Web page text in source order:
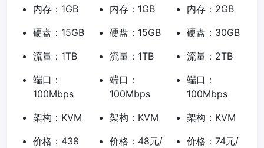
内存：1GB
硬盘：15GB
流量：1TB
端口：
100Mbps
架构：KVM
价格：438
内存：1GB
硬盘：15GB
流量：1TB
端口：
100Mbps
架构：KVM
价格：48元/
内存：2GB
硬盘：30GB
流量：2TB
端口：
100Mbps
架构：KVM
价格：74元/